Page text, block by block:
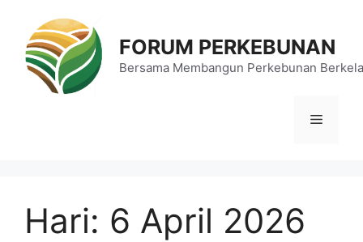
FORUM PERKEBUNAN
Bersama Membangun Perkebunan
Menu
Hari: 6 April 2026